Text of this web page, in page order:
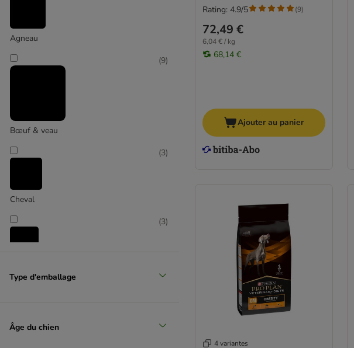
Agneau
Bœuf & veau
(9)
Cheval
(3)
(3)
Poulet
Type d'emballage
Âge du chien
72,49 €
6,04 € / kg
68,14 €
Rating: 4.9/5 (9)
Ajouter au panier
4 variantes